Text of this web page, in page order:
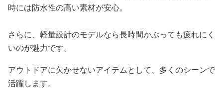
時には防水性の高い素材が安心。
さらに、軽量設計のモデルなら長時間かぶっても疲れにく
いのが魅力です。
アウトドアに欠かせないアイテムとして、多くのシーンで
活躍します。